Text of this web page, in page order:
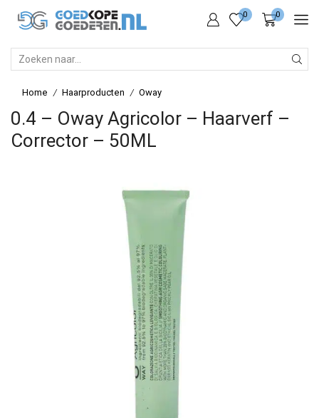
0 0
Home / Haarproducten / Oway
0.4 – Oway Agricolor – Haarverf –
Corrector – 50ML